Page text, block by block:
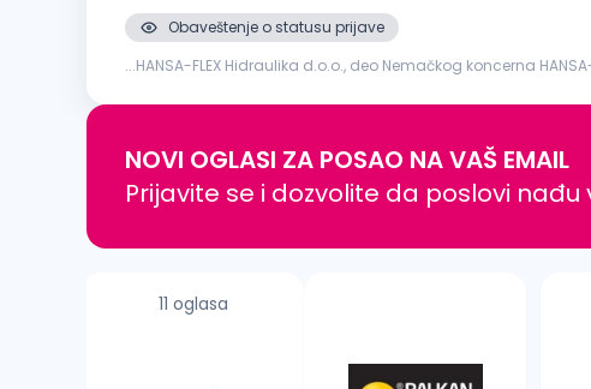
Obaveštenje o statusu prijave
...HANSA-FLEX Hidraulika d.o.o., deo Nemačkog koncerna
NOVI OGLASI ZA POSAO NA VAŠ EMAIL
Prijavite se i dozvolite da poslovi nađu
11 oglasa